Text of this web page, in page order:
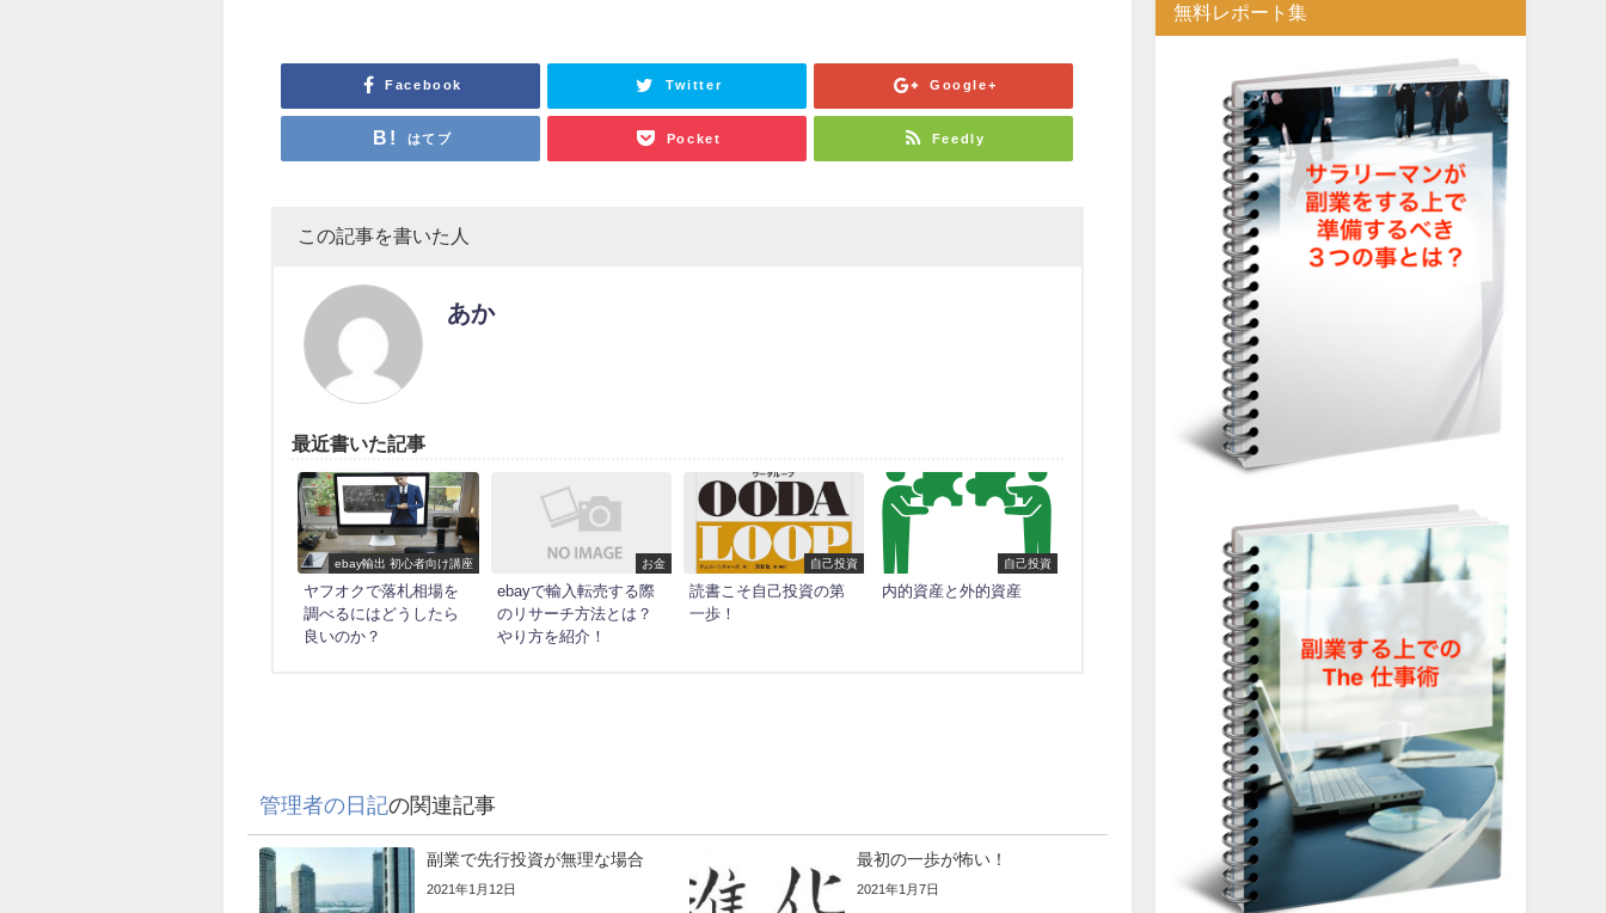
Facebook Twitter Google+
はてブ Pocket Feedly
この記事を書いた人
あか
最近書いた記事
ebay輸出 初心者向け講座
ヤフオクで落札相場を
調べるにはどうしたら
良いのか？
お金
ebayで輸入転売する際
のリサーチ方法とは？
やり方を紹介！
自己投資
読書こそ自己投資の第
一歩！
自己投資
内的資産と外的資産
管理者の日記の関連記事
副業で先行投資が無理な場合
2021年1月12日
最初の一歩が怖い！
2021年1月7日
無料レポート集